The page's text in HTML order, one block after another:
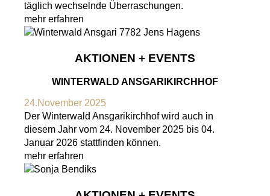
täglich wechselnde Überraschungen.
mehr erfahren
AKTIONEN + EVENTS
WINTERWALD ANSGARIKIRCHHOF
24.November 2025
Der Winterwald Ansgarikirchhof wird auch in
diesem Jahr vom 24. November 2025 bis 04.
Januar 2026 stattfinden können.
mehr erfahren